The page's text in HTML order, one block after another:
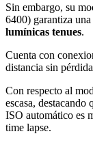
Sin embargo, su
6400) garantiza una
lumínicas tenues.
Cuenta con
distancia sin
Con respecto al
escasa, destacando
ISO automático es
time lapse.